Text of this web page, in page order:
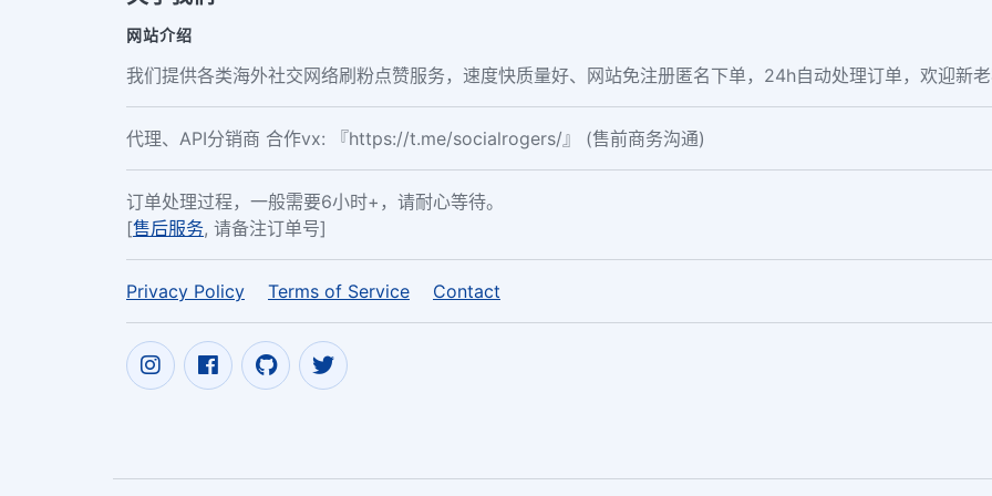
网站介绍
我们提供各类海外社交网络刷粉点赞服务，速度快质量好、网站免注册匿名下单，24h自动处理订单，欢迎新老
代理、API分销商 合作vx: 『https://t.me/socialrogers/』 (售前商务沟通)
订单处理过程，一般需要6小时+，请耐心等待。
[售后服务, 请备注订单号]
Privacy Policy Terms of Service Contact